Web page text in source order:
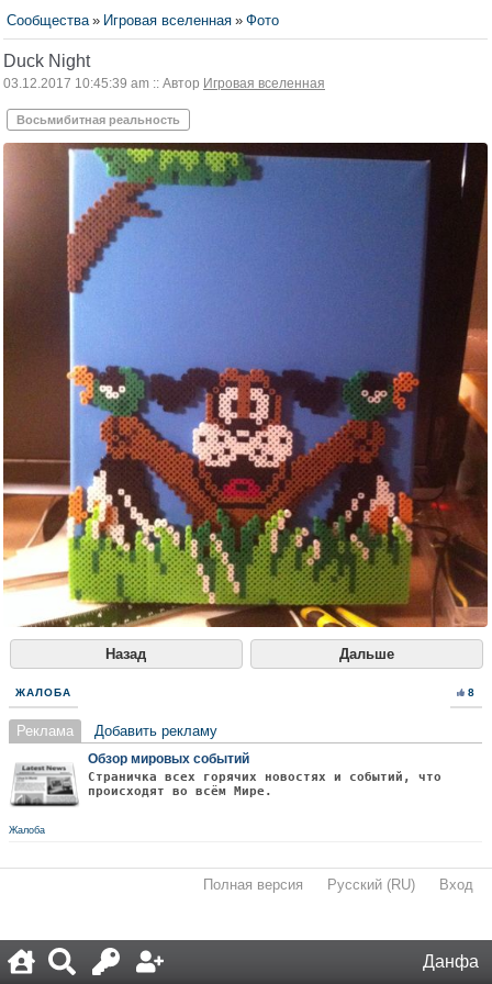
Данфа
Сообщества » Игровая вселенная » Фото
Duck Night
03.12.2017 10:45:39 am :: Автор Игровая вселенная
Восьмибитная реальность
Назад Дальше
ЖАЛОБА 8
Реклама Добавить рекламу
Обзор мировых событий
Страничка всех горячих новостях и событий, что
происходят во всём Мире.
Жалоба
Полная версия Русский (RU) Вход